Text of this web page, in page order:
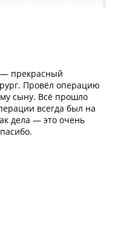
прекрасный
Провёл операцию
сыну. Всё прошло
всегда был на
дела — это очень